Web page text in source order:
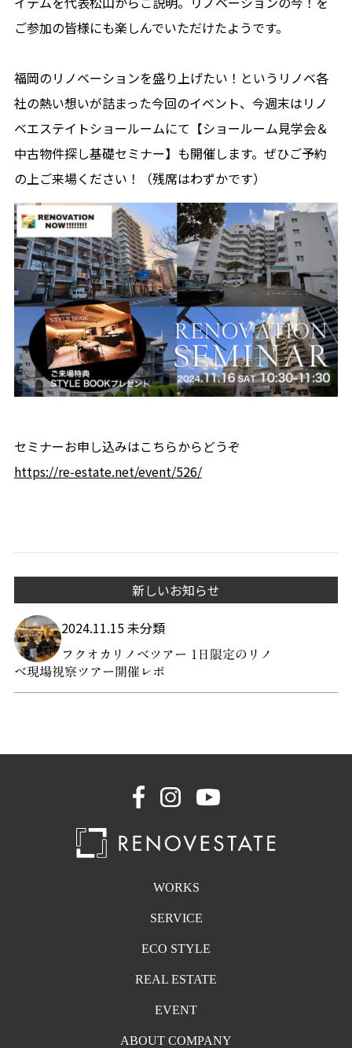
ご参加の皆様にも楽しんでいただけたようです。
福岡のリノベーションを盛り上げたい！というリノベ各
社の熱い想いが詰まった今回のイベント、今週末はリノ
ベエステイトショールームにて【ショールーム見学会＆
中古物件探し基礎セミナー】も開催します。ぜひご予約
の上ご来場ください！（残席はわずかです）
セミナーお申し込みはこちらからどうぞ
https://re-estate.net/event/526/
新しいお知らせ
2024.11.15 未分類
フクオカリノベツアー 1日限定のリノ
ベ現場視察ツアー開催レポ
WORKS
SERVICE
ECO STYLE
REAL ESTATE
EVENT
ABOUT COMPANY